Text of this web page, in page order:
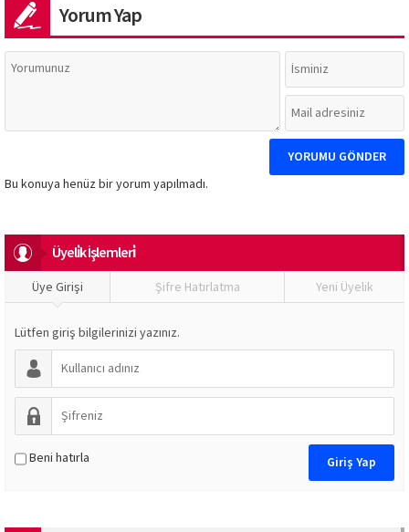
Yorum Yap
Bu konuya henüz bir yorum yapılmadı.
Üyeli̇k İşlemleri̇
Üye Girişi Şifre Hatırlatma Yeni Üyelik
Lütfen giriş bilgilerinizi yazınız.
Beni hatırla